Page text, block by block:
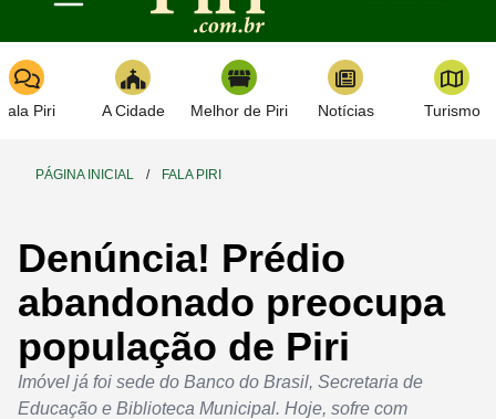
Toggle navigation
Piri A Cidade Melhor de Piri Notícias Turismo
PÁGINA INICIAL / FALA PIRI
Denúncia! Prédio
abandonado preocupa
população de Piri
Imóvel já foi sede do Banco do Brasil, Secretaria de
Educação e Biblioteca Municipal. Hoje, sofre com